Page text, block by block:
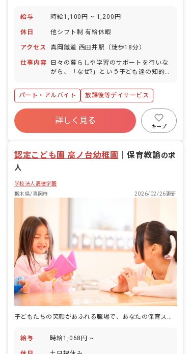
給与 時給1,100円 ~ 1,200円
休日 他シフト制 有給休暇
アクセス 真岡鐵道 西田井駅（徒歩18分）
仕事内容
日々の暮らしや学習のサポートを行いな
がら、「なぜ?」という子ども達の知的
パート・アルバイト
放課後等デイサービス
詳しく見る
キープ
認定こども園 高ノ台幼稚園 保育教諭の求
人
学校法人高徳学園
栃木県/真岡市
2026/02/26更新
子どもたちの笑顔があふれる職場で、あなたの保育スキルを活かしませんか？
給与 時給1,068円 ~